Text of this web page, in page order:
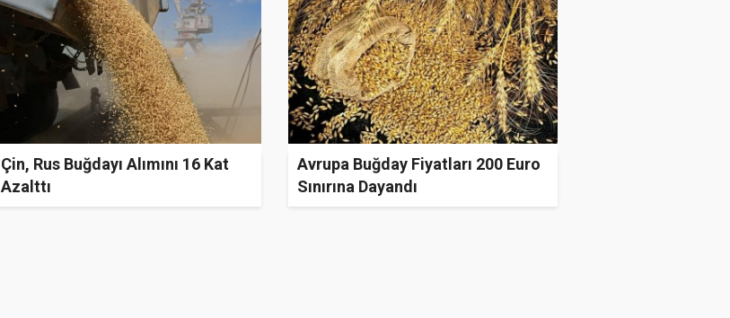
Çin, Rus Buğdayı Alımını 16 Kat
Azalttı
Avrupa Buğday Fiyatları 200 Euro
Sınırına Dayandı